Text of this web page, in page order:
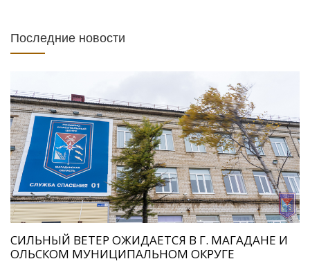
Последние новости
СИЛЬНЫЙ ВЕТЕР ОЖИДАЕТСЯ В Г. МАГАДАНЕ И
ОЛЬСКОМ МУНИЦИПАЛЬНОМ ОКРУГЕ